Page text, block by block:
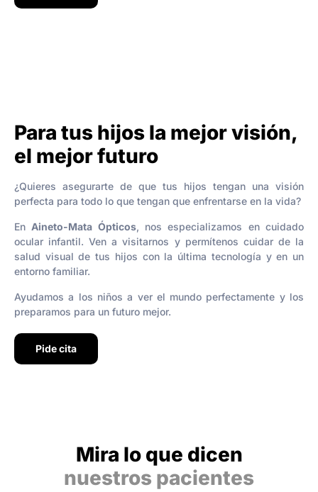
Para tus hijos la mejor visión,
el mejor futuro
¿Quieres asegurarte de que tus hijos tengan una visión
perfecta para todo lo que tengan que enfrentarse en la vida?
En Aineto-Mata Ópticos, nos especializamos en cuidado
ocular infantil. Ven a visitarnos y permítenos cuidar de la
salud visual de tus hijos con la última tecnología y en un
entorno familiar.
Ayudamos a los niños a ver el mundo perfectamente y los
preparamos para un futuro mejor.
Pide cita
Mira lo que dicen
nuestros pacientes